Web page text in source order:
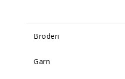
Broderi
Garn